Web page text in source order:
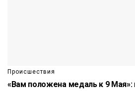
Происшествия
«Вам положена медаль к 9